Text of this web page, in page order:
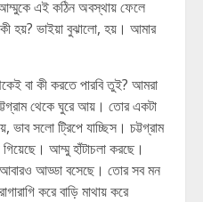
এই কঠিন অবস্থায় ফেলে
হয়? ভাইয়া বুঝালো, হয়। আমার
বা কী করতে পারবি তুই? আমরা
থেকে ঘুরে আয়। তোর একটা
ভাব সলো ট্রিপে যাচ্ছিস। চট্টগ্রাম
আম্মু হাঁটাচলা করছে।
আবারও আড্ডা বসেছে। তোর সব মন
করে বাড়ি মাথায় করে